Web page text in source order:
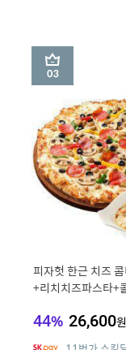
3
피자헛 한근 치즈
+리치치즈파스타+
44% 26,600원